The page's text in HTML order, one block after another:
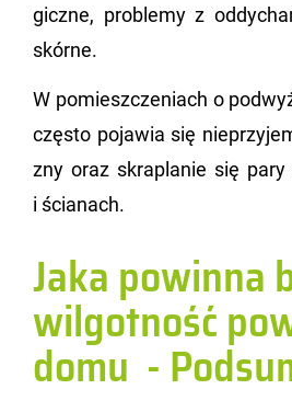
gicz­ne, pro­ble­my z
skór­ne.
W po­miesz­cze­niach o
czę­sto po­ja­wia się
zny oraz skra­pla­nie się
i ścia­nach.
Jaka powinna
wilgotność
domu -